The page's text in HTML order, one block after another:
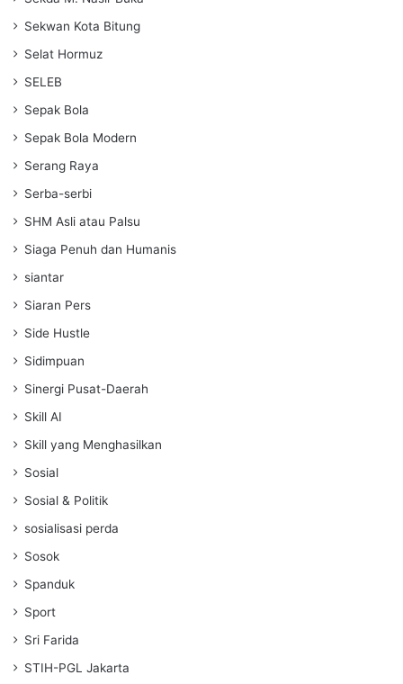
Sekwan Kota Bitung
Selat Hormuz
SELEB
Sepak Bola
Sepak Bola Modern
Serang Raya
Serba-serbi
SHM Asli atau Palsu
Siaga Penuh dan Humanis
siantar
Siaran Pers
Side Hustle
Sidimpuan
Sinergi Pusat-Daerah
Skill AI
Skill yang Menghasilkan
Sosial
Sosial & Politik
sosialisasi perda
Sosok
Spanduk
Sport
Sri Farida
STIH-PGL Jakarta